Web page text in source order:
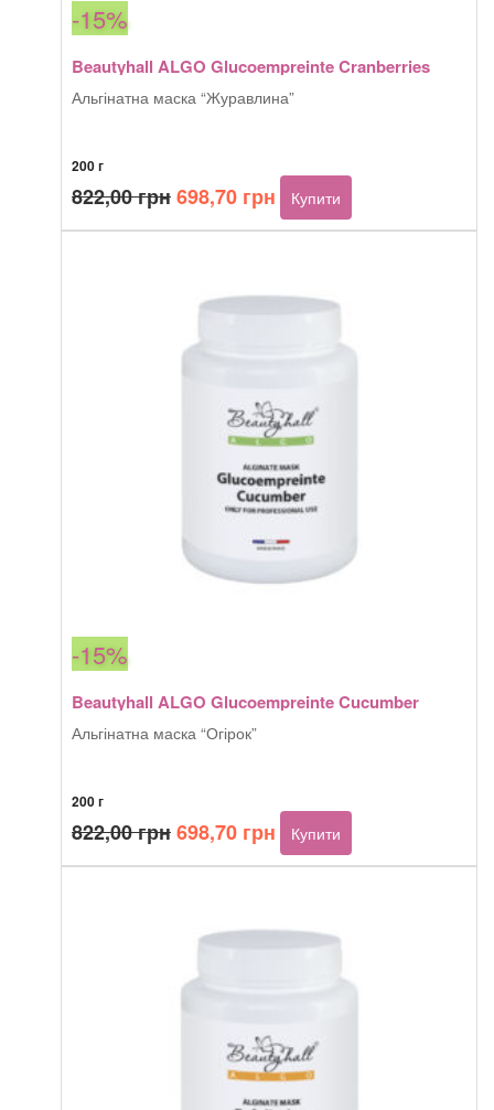
-15%
Beautyhall ALGO Glucoempreinte Cranberries
Альгінатна маска “Журавлина”
200 г
822,00грнОригінальна
ціна:
698,70 грнПоточна
ціна:
Купити
-15%
Beautyhall ALGO Glucoempreinte Cucumber
Альгінатна маска “Огірок”
200 г
822,00грнОригінальна
ціна:
698,70 грнПоточна
ціна:
Купити